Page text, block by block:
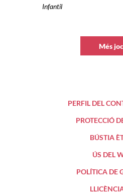
Infantil
Més
PERFIL DEL
PROTECCIÓ
BÚSTIA
ÚS DEL
POLÍTICA DE